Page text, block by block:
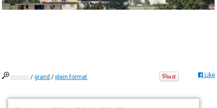
moyen /grand /plein format Like